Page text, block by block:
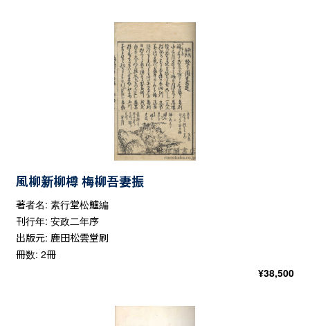
風柳新柳樽 梅柳吾妻振
著者名: 素行堂松鱸編
刊行年: 安政二年序
出版元: 鹿田松雲堂刷
冊数: 2冊
¥38,500